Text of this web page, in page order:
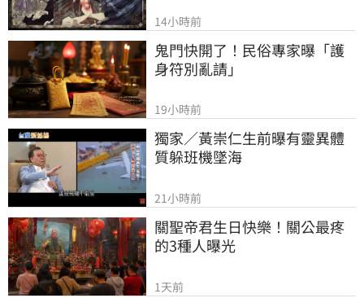
14小時前
鬼門快開了！民俗專家曝「護
身符別亂請」
19小時前
獨家／黃崇仁生前曝有靈異體
質躲班機墜海
21小時前
關聖帝君生日快樂！關公最疼
的3種人曝光
1天前